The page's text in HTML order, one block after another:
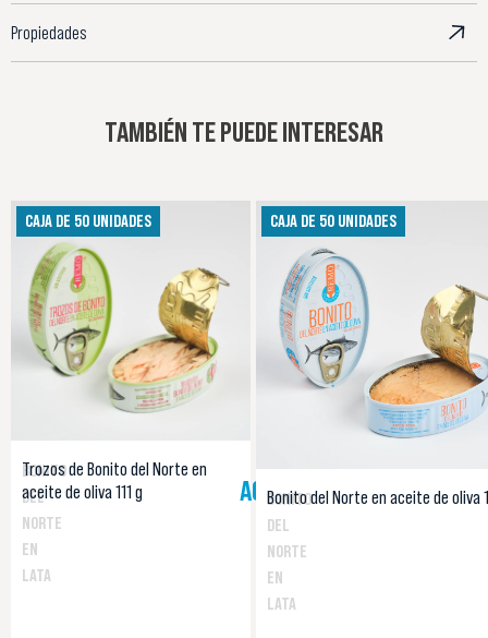
Propiedades
TAMBIÉN TE PUEDE INTERESAR
CAJA DE 50 UNIDADES
BONITO
DEL
NORTE
EN
LATA
Trozos de Bonito del Norte en
aceite de oliva 111 g
AGOTADO
CAJA DE 50 UNIDADES
BONITO
DEL
NORTE
EN
LATA
Bonito del Norte en aceite de oliva